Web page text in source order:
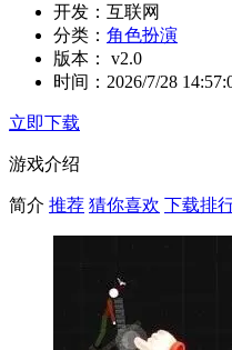
开发： 互联网
分类： 角色扮演
版本：
v2.0
时间： 2026/7/28
立即下载
游戏介绍
简介 推荐 猜你喜欢 下载排